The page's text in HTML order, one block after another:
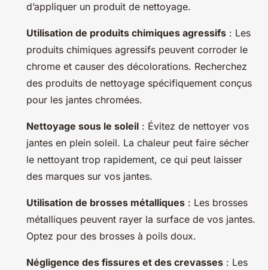
d’appliquer un produit de nettoyage.
Utilisation de produits chimiques agressifs : Les
produits chimiques agressifs peuvent corroder le
chrome et causer des décolorations. Recherchez
des produits de nettoyage spécifiquement conçus
pour les jantes chromées.
Nettoyage sous le soleil : Évitez de nettoyer vos
jantes en plein soleil. La chaleur peut faire sécher
le nettoyant trop rapidement, ce qui peut laisser
des marques sur vos jantes.
Utilisation de brosses métalliques : Les brosses
métalliques peuvent rayer la surface de vos jantes.
Optez pour des brosses à poils doux.
Négligence des fissures et des crevasses : Les